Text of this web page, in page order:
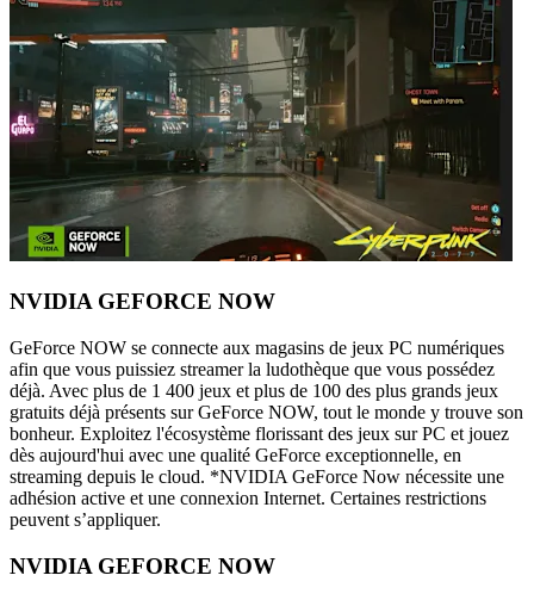
NVIDIA GEFORCE NOW
GeForce NOW se connecte aux magasins de jeux PC numériques
afin que vous puissiez streamer la ludothèque que vous possédez
déjà. Avec plus de 1 400 jeux et plus de 100 des plus grands jeux
gratuits déjà présents sur GeForce NOW, tout le monde y trouve son
bonheur. Exploitez l'écosystème florissant des jeux sur PC et jouez
dès aujourd'hui avec une qualité GeForce exceptionnelle, en
streaming depuis le cloud. *NVIDIA GeForce Now nécessite une
adhésion active et une connexion Internet. Certaines restrictions
peuvent s’appliquer.
NVIDIA GEFORCE NOW